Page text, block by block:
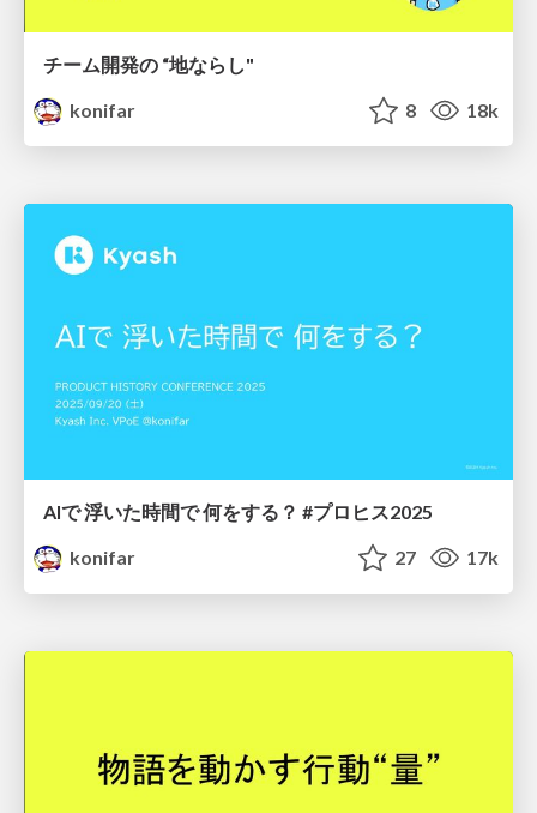
チーム開発の “地ならし"
konifar
8 18k
AIで 浮いた時間で 何をする？ #プロヒス2025
konifar
27 17k